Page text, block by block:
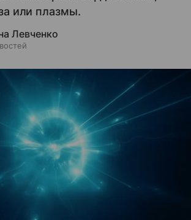
или плазмы.
Левченко